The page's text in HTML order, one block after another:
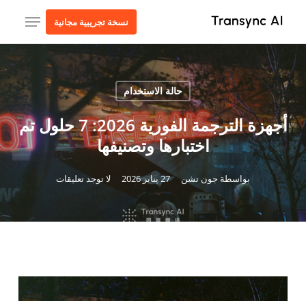
نسخة تجريبية مجانية قائمة طعام
حالة الاستخدام
أجهزة الترجمة الفورية 2026: 7 حلول تم
اختبارها وتصنيفها
بواسطة جون تشن 27 يناير 2026 لا توجد تعليقات